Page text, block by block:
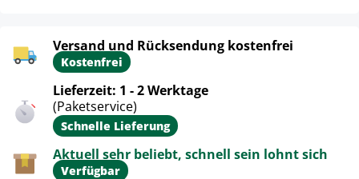
Versand und Rücksendung kostenfrei
Kostenfrei
Lieferzeit: 1 - 2 Werktage
(Paketservice)
Schnelle Lieferung
Aktuell sehr beliebt, schnell sein lohnt sich
Verfügbar